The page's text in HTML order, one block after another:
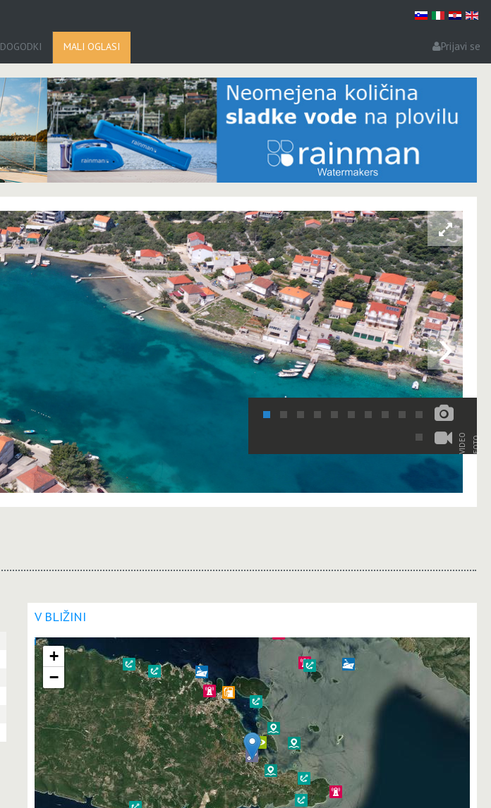
DOGODKI MALI OGLASI Prijavi se
›
VIDEO FOTO
V BLIŽINI
+
−